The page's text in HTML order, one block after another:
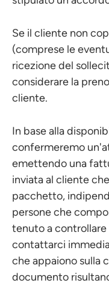
Se il cliente non
(comprese le
ricezione del
considerare la
cliente.
In base alla
confermeremo
emettendo una
inviata al cliente
pacchetto,
persone che
tenuto a
contattarci
che appaiono sulla
documento